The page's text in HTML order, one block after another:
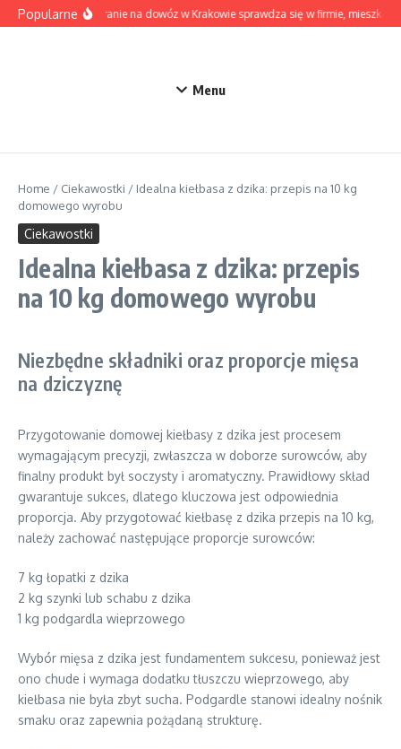
Przejdź do treści
PopularneKiedy pranie na dowóz w Krakowie sprawdza się w firmie,
Menu
Home / Ciekawostki / Idealna kiełbasa z dzika: przepis na 10 kg
domowego wyrobu
Ciekawostki
Idealna kiełbasa z dzika: przepis
na 10 kg domowego wyrobu
Niezbędne składniki oraz proporcje mięsa
na dziczyznę
Przygotowanie domowej kiełbasy z dzika jest procesem
wymagającym precyzji, zwłaszcza w doborze surowców, aby
finalny produkt był soczysty i aromatyczny. Prawidłowy skład
gwarantuje sukces, dlatego kluczowa jest odpowiednia
proporcja. Aby przygotować kiełbasę z dzika przepis na 10 kg,
należy zachować następujące proporcje surowców:
7 kg łopatki z dzika
2 kg szynki lub schabu z dzika
1 kg podgardla wieprzowego
Wybór mięsa z dzika jest fundamentem sukcesu, ponieważ jest
ono chude i wymaga dodatku tłuszczu wieprzowego, aby
kiełbasa nie była zbyt sucha. Podgardle stanowi idealny nośnik
smaku oraz zapewnia pożądaną strukturę.